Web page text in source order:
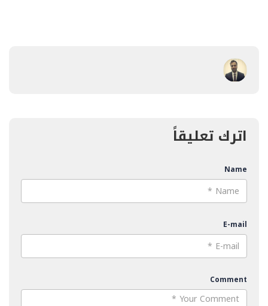
اترك تعليقاً
Name
E-mail
Comment